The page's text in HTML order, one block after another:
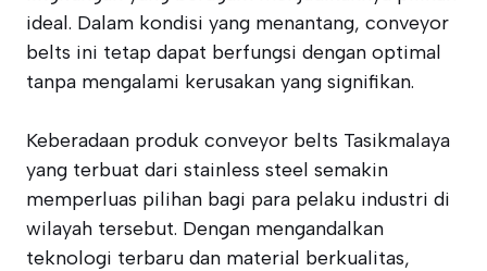
ideal. Dalam kondisi yang menantang, conveyor
belts ini tetap dapat berfungsi dengan optimal
tanpa mengalami kerusakan yang signifikan.
Keberadaan produk conveyor belts Tasikmalaya
yang terbuat dari stainless steel semakin
memperluas pilihan bagi para pelaku industri di
wilayah tersebut. Dengan mengandalkan
teknologi terbaru dan material berkualitas,